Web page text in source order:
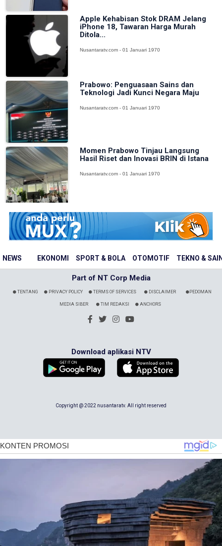
NEWS EKONOMI SPORT & BOLA OTOMOTIF TEKNO &
Apple Kehabisan Stok DRAM Jelang
iPhone 18, Tawaran Harga Murah
Ditola...
Nusantaratv.com - 01 Januari 1970
Prabowo: Penguasaan Sains dan
Teknologi Jadi Kunci Negara Maju
Nusantaratv.com - 01 Januari 1970
Momen Prabowo Tinjau Langsung
Hasil Riset dan Inovasi BRIN di Istana
Nusantaratv.com - 01 Januari 1970
Part of NT Corp Media
TENTANG PRIVACY POLICY TERMS OF SERVICES DISCLAIMER PEDOMAN
MEDIA SIBER TIM REDAKSI ANCHORS
Download aplikasi NTV
Copyright @ 2022 nusantaratv. All right reserved